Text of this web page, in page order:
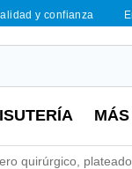
y confianza
MÁS
quirúrgico,